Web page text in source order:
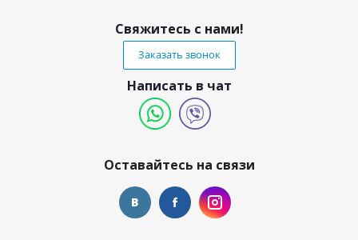
Свяжитесь с нами!
Заказать звонок
Написать в чат
Оставайтесь на связи